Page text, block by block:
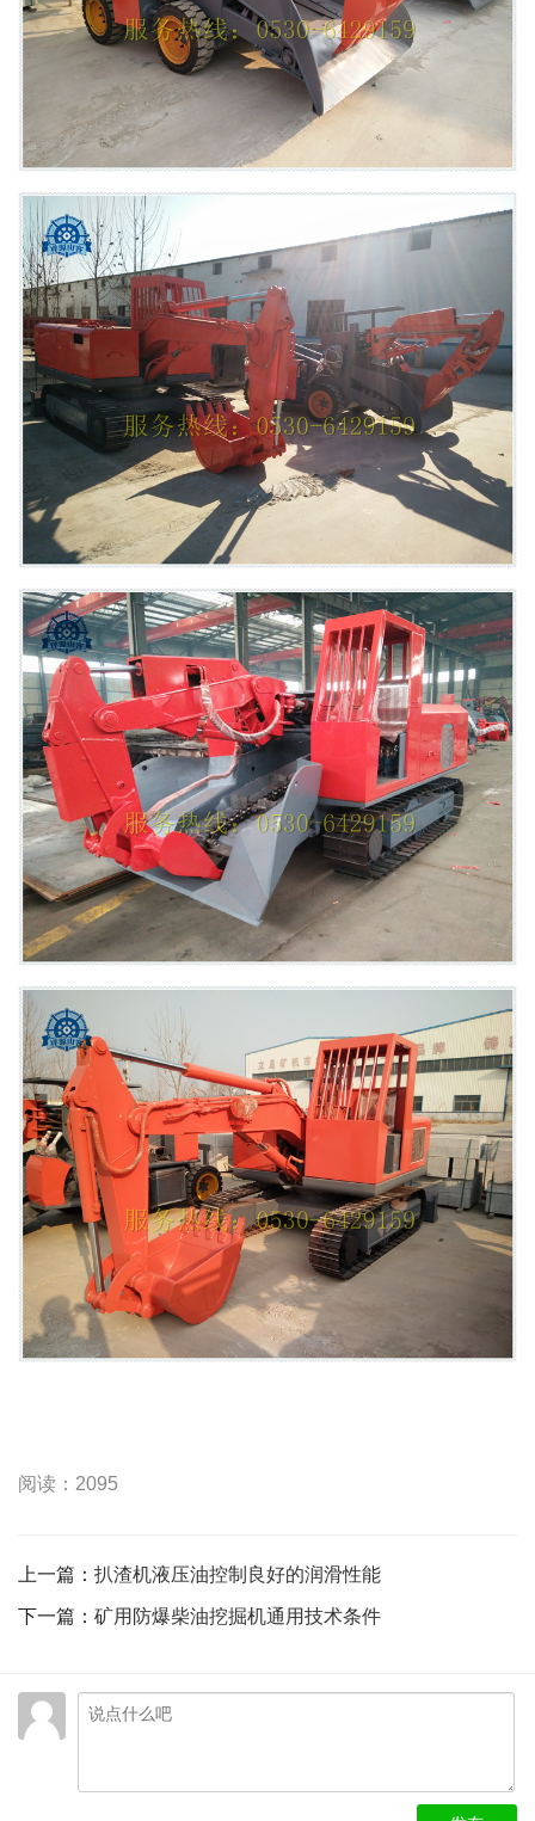
阅读：2095
上一篇： 扒渣机液压油控制良好的润滑性能
下一篇： 矿用防爆柴油挖掘机通用技术条件